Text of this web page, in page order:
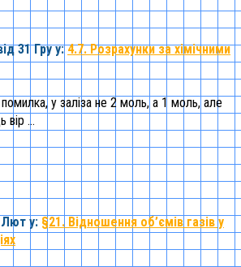
31 Груу:4.7. Розрахунки за хімічними
помилка, у заліза не 2 моль, а 1 моль, але
вір ...
Лют у: §21. Відношення об’ємів газів у